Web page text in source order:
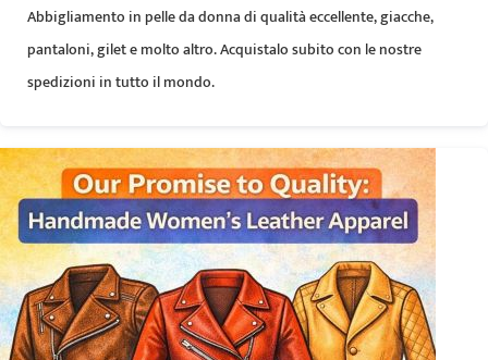
Abbigliamento in pelle da donna di qualità eccellente, giacche,
pantaloni, gilet e molto altro. Acquistalo subito con le nostre
spedizioni in tutto il mondo.